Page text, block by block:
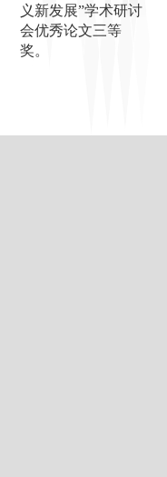
义新发展”学术研讨
会优秀论文三等
奖。